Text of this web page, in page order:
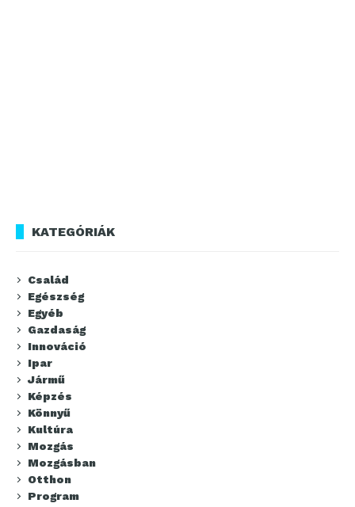
KATEGÓRIÁK
Család
Egészség
Egyéb
Gazdaság
Innováció
Ipar
Jármű
Képzés
Könnyű
Kultúra
Mozgás
Mozgásban
Otthon
Program